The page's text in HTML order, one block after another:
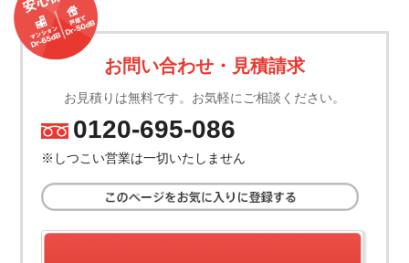
お問い合わせ・見積請求
お見積りは無料です。お気軽にご相談ください。
TEL.
0120-695-086
※しつこい営業は一切いたしません